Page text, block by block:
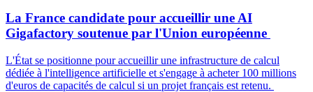
La France candidate pour accueillir une AI
Gigafactory soutenue par l'Union européenne
L'État se positionne pour accueillir une infrastructure de calcul
dédiée à l'intelligence artificielle et s'engage à acheter 100 millions
d'euros de capacités de calcul si un projet français est retenu.